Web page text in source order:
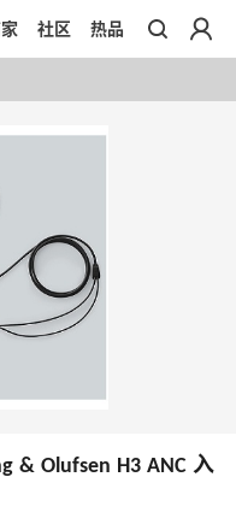
社区 热品
& Olufsen H3 ANC 入